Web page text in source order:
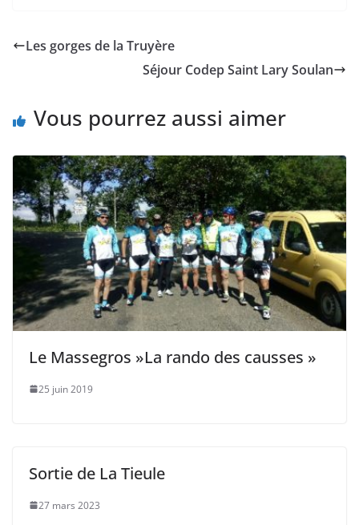
Les gorges de la Truyère
Séjour Codep Saint Lary Soulan
Vous pourrez aussi aimer
Le Massegros »La rando des causses »
25 juin 2019
Sortie de La Tieule
27 mars 2023